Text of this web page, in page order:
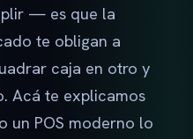
— es que la
te obligan a
caja en otro y
Acá te explicamos
un POS moderno lo